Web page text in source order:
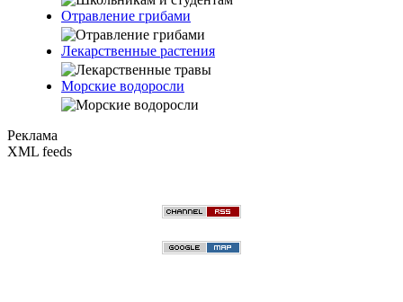
Отравление грибами
Лекарственные растения
Морские водоросли
Реклама
XML feeds